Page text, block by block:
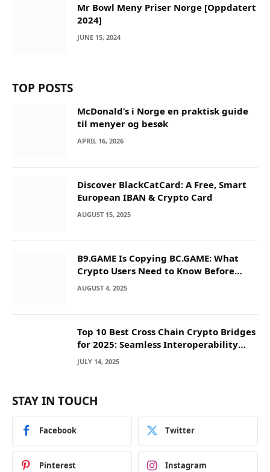
Mr Bowl Meny Priser Norge [Oppdatert
2024]
JUNE 15, 2024
TOP POSTS
McDonald’s i Norge en praktisk guide
til menyer og besøk
APRIL 16, 2026
Discover BlackCatCard: A Free, Smart
European IBAN & Crypto Card
AUGUST 15, 2025
B9.GAME Is Copying BC.GAME: What
Crypto Users Need to Know Before
They Deposit
AUGUST 4, 2025
Top 10 Best Cross Chain Crypto Bridges
for 2025: Seamless Interoperability
Across Blockchain Networks
JULY 14, 2025
STAY IN TOUCH
Facebook Twitter
Pinterest Instagram